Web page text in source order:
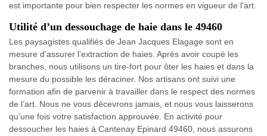
est importante pour bien respecter les normes en vigueur de l’art.
Utilité d’un dessouchage de haie dans le 49460
Les paysagistes qualifiés de Jean Jacques Elagage sont en
mesure d’assurer l’extraction de haies. Après avoir coupé les
branches, nous utilisons un tire-fort pour ôter les haies et dans la
mesure du possible les déraciner. Nos artisans ont suivi une
formation afin de parvenir à travailler dans le respect des normes
de l’art. Nous ne vous décevrons jamais, et nous vous laisserons
qu’une fois votre satisfaction approuvée. En activité pour
dessoucher les haies à Cantenay Epinard 49460, nous assurons